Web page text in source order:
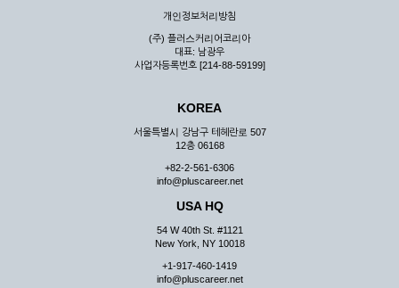
개인정보처리방침
(주) 플러스커리어코리아
대표: 남광우
사업자등록번호 [214-88-59199]
KOREA
서울특별시 강남구 테헤란로 507
12층 06168
+82-2-561-6306
info@pluscareer.net
USA HQ
54 W 40th St. #1121
New York, NY 10018
+1-917-460-1419
info@pluscareer.net